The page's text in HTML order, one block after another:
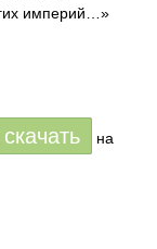
империй…»
на